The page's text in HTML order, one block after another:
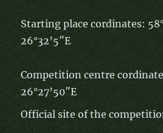
Starting place cordinates:
26°32’5″E
Competition centre
26°27’50″E
Official site of the